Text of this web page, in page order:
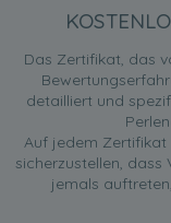
Das Zertifikat, das
detailliert und
Auf jedem Zertifikat
sicherzustellen, dass
jemals